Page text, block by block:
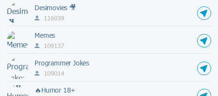
Desimovies 🎥
116039
Memes
109137
Programmer Jokes
109014
🔥Humor 18+